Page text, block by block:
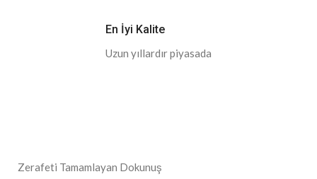
En İyi Kalite
Uzun yıllardır piyasada
Zerafeti Tamamlayan Dokunuş